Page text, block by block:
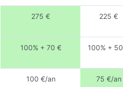
275 € 225 €
100% + 70 € 100% +
100 €/an 75 €/an